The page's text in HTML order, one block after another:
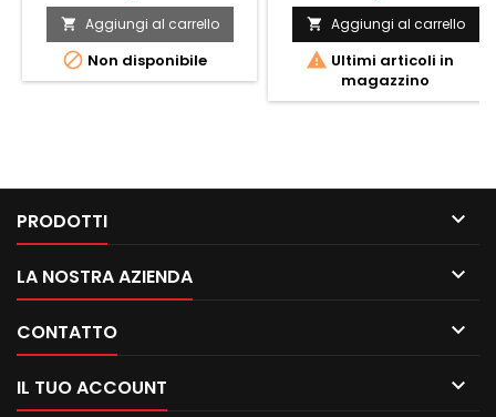
 Aggiungi al carrello
 Non disponibile
 Aggiungi al carrello
 Ultimi articoli in
magazzino
PRODOTTI 
LA NOSTRA AZIENDA 
CONTATTO 
IL TUO ACCOUNT 